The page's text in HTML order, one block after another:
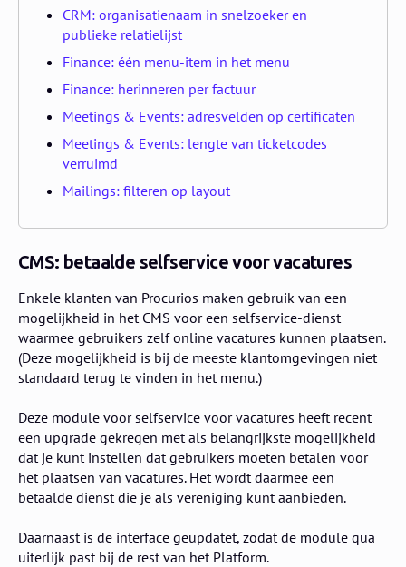
CRM: organisatienaam in snelzoeker en
publieke relatielijst
Finance: één menu-item in het menu
Finance: herinneren per factuur
Meetings & Events: adresvelden op certificaten
Meetings & Events: lengte van ticketcodes
verruimd
Mailings: filteren op layout
CMS: betaalde selfservice voor vacatures
Enkele klanten van Procurios maken gebruik van een
mogelijkheid in het CMS voor een selfservice-dienst
waarmee gebruikers zelf online vacatures kunnen plaatsen.
(Deze mogelijkheid is bij de meeste klantomgevingen niet
standaard terug te vinden in het menu.)
Deze module voor selfservice voor vacatures heeft recent
een upgrade gekregen met als belangrijkste mogelijkheid
dat je kunt instellen dat gebruikers moeten betalen voor
het plaatsen van vacatures. Het wordt daarmee een
betaalde dienst die je als vereniging kunt aanbieden.
Daarnaast is de interface geüpdatet, zodat de module qua
uiterlijk past bij de rest van het Platform.